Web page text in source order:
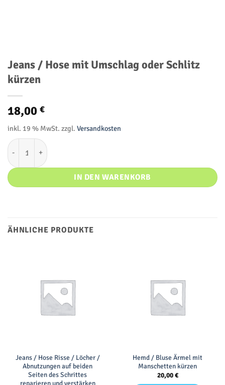
Jeans / Hose mit Umschlag oder Schlitz
kürzen
18,00 €
inkl. 19 % MwSt. zzgl. Versandkosten
Jeans / Hose mit Umschlag oder Schlitz kürzen Menge
IN DEN WARENKORB
ÄHNLICHE PRODUKTE
Jeans / Hose Risse / Löcher /
Abnutzungen auf beiden
Seiten des Schrittes
reparieren und verstärken
Hemd / Bluse Ärmel mit
Manschetten kürzen
20,00€